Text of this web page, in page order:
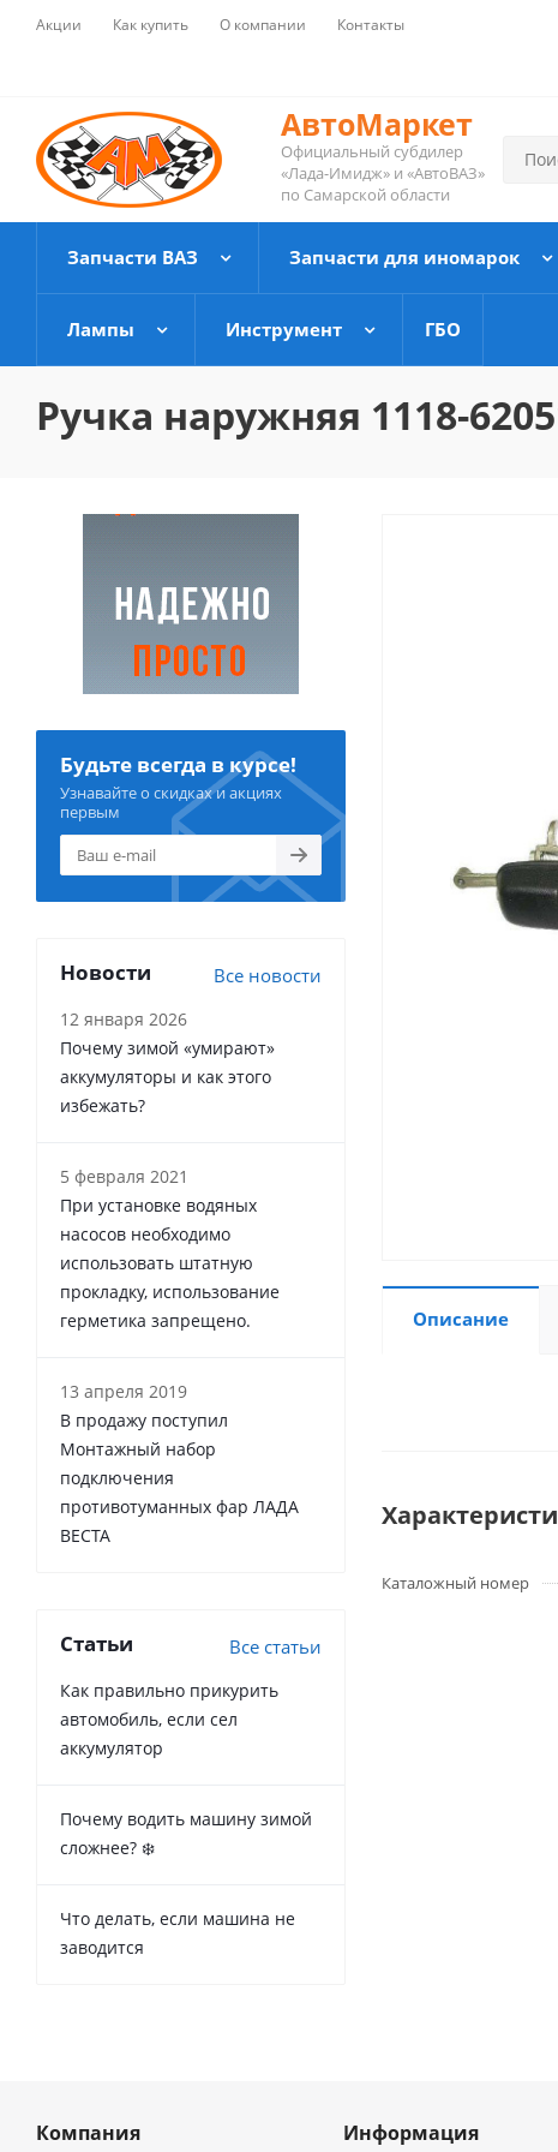
Акции Как купить О компании Контакты
АвтоМаркет
Официальный субдилер
«Лада-Имидж» и «АвтоВАЗ»
по Самарской области
Запчасти ВАЗ Запчасти для иномарок
Лампы Инструмент ГБО
Ручка наружняя 1118-
Описание
Каталожный номер
Будьте всегда в курсе!
Узнавайте о скидках и акциях
первым
Новости Все новости
12 января 2026
Почему зимой «умирают»
аккумуляторы и как этого
избежать?
5 февраля 2021
При установке водяных
насосов необходимо
использовать штатную
прокладку, использование
герметика запрещено.
13 апреля 2019
В продажу поступил
Монтажный набор
подключения
противотуманных фар ЛАДА
ВЕСТА
Статьи Все статьи
Как правильно прикурить
автомобиль, если сел
аккумулятор
Почему водить машину зимой
сложнее? ❄️
Что делать, если машина не
заводится
Компания Информация